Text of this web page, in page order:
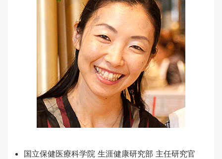
国立保健医療科学院 生涯健康研究部 主任研究官